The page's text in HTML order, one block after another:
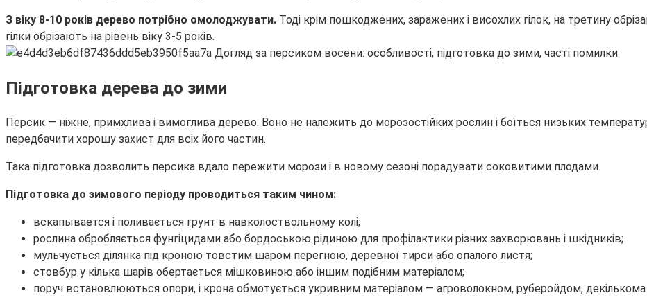
З віку 8-10 років дерево потрібно омолоджувати. Тоді крім пошкоджених, заражених і висохлих гілок, на третину
гілки обрізають на рівень віку 3-5 років.
Підготовка дерева до зими
Персик — ніжне, примхлива і вимоглива дерево. Воно не належить до морозостійких рослин і боїться низьких
передбачити хорошу захист для всіх його частин.
Така підготовка дозволить персика вдало пережити морози і в новому сезоні порадувати соковитими плодами.
Підготовка до зимового періоду проводиться таким чином:
вскапывается і поливається грунт в навколоствольному колі;
рослина обробляється фунгіцидами або бордоською рідиною для профілактики різних захворювань і шкідників;
мульчується ділянка під кроною товстим шаром перегною, деревної тирси або опалого листя;
стовбур у кілька шарів обертається мішковиною або іншим подібним матеріалом;
поруч встановлюються опори, і крона обмотується укривним матеріалом — агроволокном, руберойдом,